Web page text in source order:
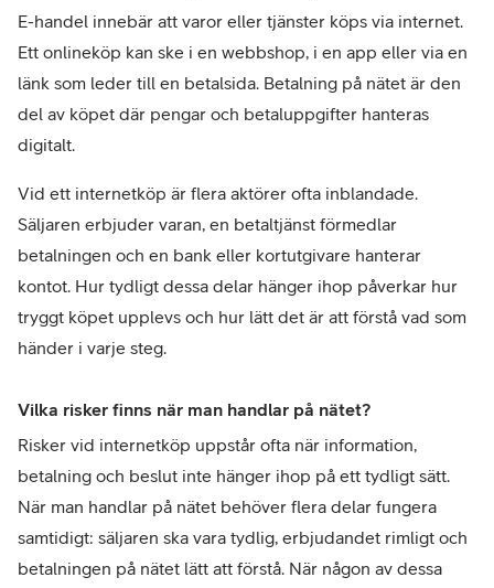
E-handel innebär att varor eller tjänster köps via internet.
Ett onlineköp kan ske i en webbshop, i en app eller via en
länk som leder till en betalsida. Betalning på nätet är den
del av köpet där pengar och betaluppgifter hanteras
digitalt.
Vid ett internetköp är flera aktörer ofta inblandade.
Säljaren erbjuder varan, en betaltjänst förmedlar
betalningen och en bank eller kortutgivare hanterar
kontot. Hur tydligt dessa delar hänger ihop påverkar hur
tryggt köpet upplevs och hur lätt det är att förstå vad som
händer i varje steg.
Vilka risker finns när man handlar på nätet?
Risker vid internetköp uppstår ofta när information,
betalning och beslut inte hänger ihop på ett tydligt sätt.
När man handlar på nätet behöver flera delar fungera
samtidigt: säljaren ska vara tydlig, erbjudandet rimligt och
betalningen på nätet lätt att förstå. När någon av dessa